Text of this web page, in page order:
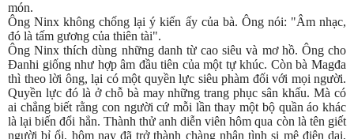
món.
Ông Ninx không chống lại ý kiến ấy của bà. Ông nói: "Âm nhạc,
đó là tấm gương của thiên tài".
Ông Ninx thích dùng những danh từ cao siêu và mơ hồ. Ông cho
Đanhi giống như hợp âm đầu tiên của một tự khúc. Còn bà Magđa
thì theo lời ông, lại có một quyền lực siêu phàm đối với mọi người.
Quyền lực đó là ở chỗ bà may những trang phục sân khấu. Mà có
ai chẳng biết rằng con người cứ mỗi lần thay một bộ quần áo khác
là lại biến đổi hẳn. Thành thử anh diễn viên hôm qua còn là tên giết
người bỉ ổi, hôm nay đã trở thành chàng nhân tình si mê điên dại,